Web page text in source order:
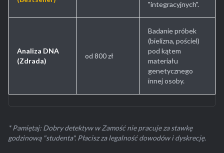
"integracyjnych".
Analiza DNA
(Zdrada)
od 800 zł
Badanie próbek
(bielizna, pościel)
pod kątem
materiału
genetycznego
innej osoby.
* Pamiętaj: Dobry detektyw w Zamość nie pracuje za stawkę
godzinową "studenta". Płacisz za legalność dowodów i dyskrecję.